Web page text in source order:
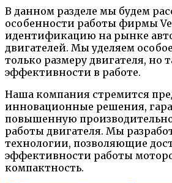
В данном разделе мы будем
особенности работы фирмы
идентификацию на рынке
двигателей. Мы уделяем
только размеру двигателя, но
эффективности в работе.
Наша компания стремится
инновационные решения,
повышенную
работы двигателя. Мы
технологии, позволяющие
эффективности работы
компактность.